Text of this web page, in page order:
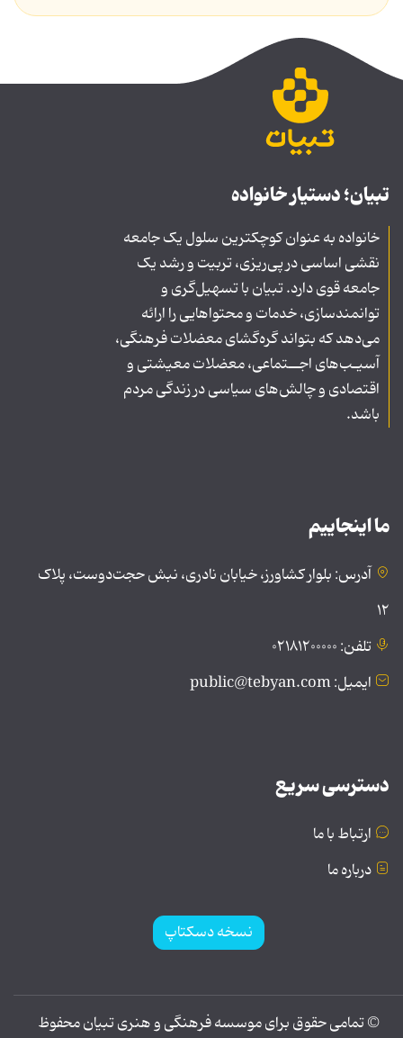
تبیان؛ دستیار خانواده
خانواده به عنوان کوچکترین سلول یک جامعه
نقشی اساسی در پی‌ریزی، تربیت و رشد یک
جامعه قوی دارد. تبیان با تسهیل‌گری و
توانمندسازی، خدمات و محتواهایی را ارائه
می‌دهد که بتواند گره‌گشای معضلات فرهنگی،
آسیـب‌های اجــتماعی، معضلات معیشتی و
اقتصادی و چالش‌های سیاسی در زندگی مردم
باشد.
ما اینجاییم
آدرس: بلوار کشاورز، خیابان نادری، نبش حجت‌دوست، پلاک
۱۲
تلفن: ۰۲۱۸۱۲۰۰۰۰۰
ایمیل: public@tebyan.com
دسترسی سریع
ارتباط با ما
درباره ما
نسخه دسکتاپ
© تمامی حقوق برای موسسه فرهنگی و هنری تبیان محفوظ